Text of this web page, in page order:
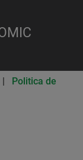
| Politica de